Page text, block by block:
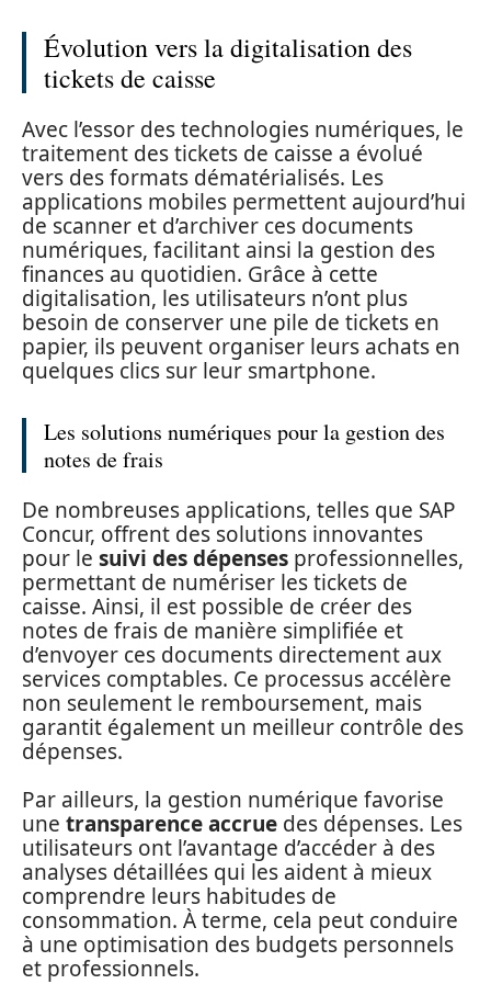
Évolution vers la digitalisation des
tickets de caisse
Avec l’essor des technologies numériques, le
traitement des tickets de caisse a évolué
vers des formats dématérialisés. Les
applications mobiles permettent aujourd’hui
de scanner et d’archiver ces documents
numériques, facilitant ainsi la gestion des
finances au quotidien. Grâce à cette
digitalisation, les utilisateurs n’ont plus
besoin de conserver une pile de tickets en
papier, ils peuvent organiser leurs achats en
quelques clics sur leur smartphone.
Les solutions numériques pour la gestion des
notes de frais
De nombreuses applications, telles que SAP
Concur, offrent des solutions innovantes
pour le suivi des dépenses professionnelles,
permettant de numériser les tickets de
caisse. Ainsi, il est possible de créer des
notes de frais de manière simplifiée et
d’envoyer ces documents directement aux
services comptables. Ce processus accélère
non seulement le remboursement, mais
garantit également un meilleur contrôle des
dépenses.
Par ailleurs, la gestion numérique favorise
une transparence accrue des dépenses. Les
utilisateurs ont l’avantage d’accéder à des
analyses détaillées qui les aident à mieux
comprendre leurs habitudes de
consommation. À terme, cela peut conduire
à une optimisation des budgets personnels
et professionnels.